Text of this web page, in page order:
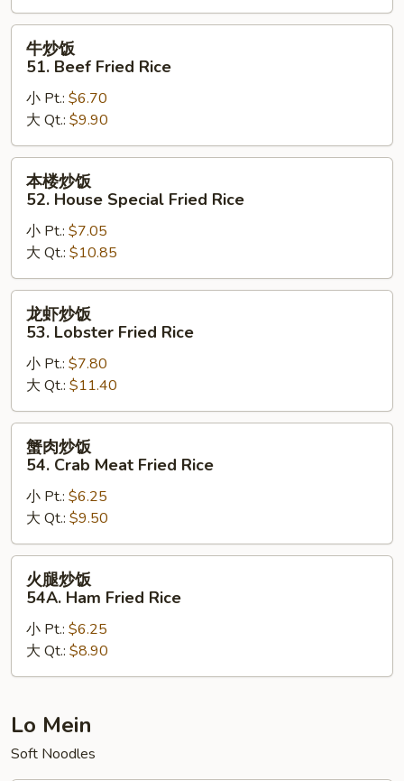
Fried
Rice
51.
Beef
Fried
Rice
牛炒饭
51. Beef Fried Rice
小 Pt.: $6.70
大 Qt.: $9.90
52.
House
Special
Fried
Rice
本楼炒饭
52. House Special Fried Rice
小 Pt.: $7.05
大 Qt.: $10.85
53.
Lobster
Fried
Rice
龙虾炒饭
53. Lobster Fried Rice
小 Pt.: $7.80
大 Qt.: $11.40
54.
Crab
Meat
Fried
Rice
蟹肉炒饭
54. Crab Meat Fried Rice
小 Pt.: $6.25
大 Qt.: $9.50
54A.
Ham
Rice
火腿炒饭
54A. Ham Fried Rice
小 Pt.: $6.25
大 Qt.: $8.90
Lo Mein
Soft Noodles